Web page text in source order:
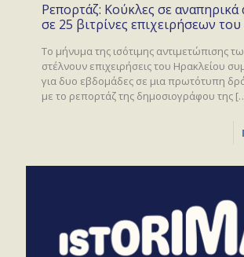
Ρεπορτάζ: Κούκλες σε αναπηρικά
σε 25 βιτρίνες επιχειρήσεων
To μήνυμα της ισότιμης αντιμετώπισης
στέλνουν επιχειρήσεις του Ηρακλείου
για δυο εβδομάδες σε μια πρωτότυπη
με το ρεπορτάζ της δημοσιογράφου της